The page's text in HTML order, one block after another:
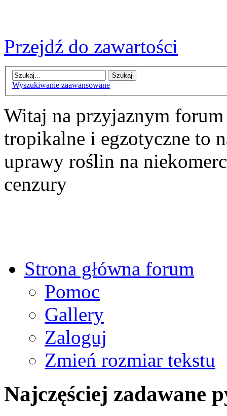
Przejdź do zawartości
Wyszukiwanie zaawansowane
Witaj na przyjaznym
tropikalne i egzotyczne to
uprawy roślin na
cenzury
Strona główna forum
Pomoc
Gallery
Zaloguj
Zmień rozmiar tekstu
Najczęściej zadawane